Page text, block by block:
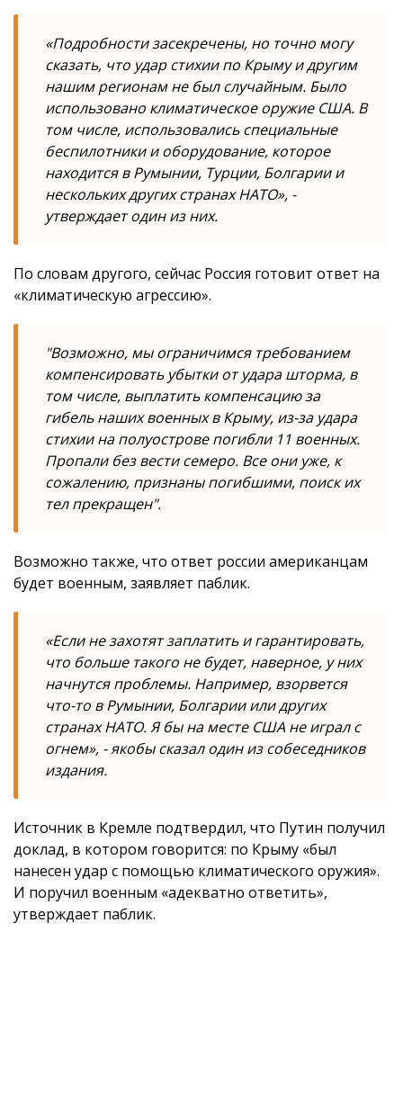
«Подробности засекречены, но точно могу
сказать, что удар стихии по Крыму и другим
нашим регионам не был случайным. Было
использовано климатическое оружие США. В
том числе, использовались специальные
беспилотники и оборудование, которое
находится в Румынии, Турции, Болгарии и
нескольких других странах НАТО», -
утверждает один из них.
По словам другого, сейчас Россия готовит ответ на
«климатическую агрессию».
"Возможно, мы ограничимся требованием
компенсировать убытки от удара шторма, в
том числе, выплатить компенсацию за
гибель наших военных в Крыму, из-за удара
стихии на полуострове погибли 11 военных.
Пропали без вести семеро. Все они уже, к
сожалению, признаны погибшими, поиск их
тел прекращен".
Возможно также, что ответ россии американцам
будет военным, заявляет паблик.
«Если не захотят заплатить и гарантировать,
что больше такого не будет, наверное, у них
начнутся проблемы. Например, взорвется
что-то в Румынии, Болгарии или других
странах НАТО. Я бы на месте США не играл с
огнем», - якобы сказал один из собеседников
издания.
Источник в Кремле подтвердил, что Путин получил
доклад, в котором говорится: по Крыму «был
нанесен удар с помощью климатического оружия».
И поручил военным «адекватно ответить»,
утверждает паблик.